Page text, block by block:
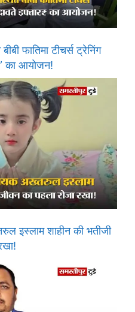
फातिमा टीचर्स ट्रेनिंग
का आयोजन!
इस्लाम शाहीन की भतीजी